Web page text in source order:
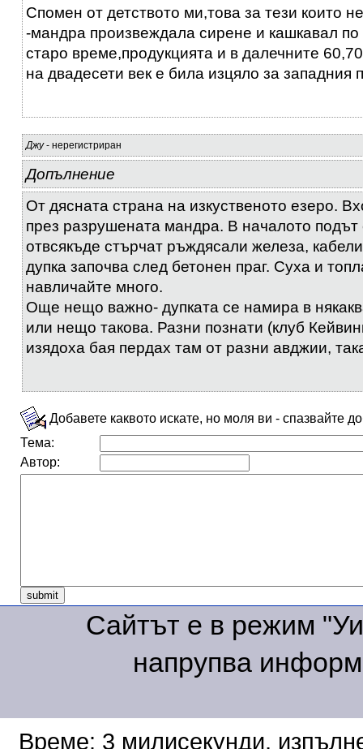
Спомен от детството ми,това за тези които
-мандра произвеждала сирене и кашкавал по
старо време,продукцията и в далечните
на двадесети век е била изцяло за западния
Джу- нерегистриран
Допълнение
От дясната страна на изкуственото езеро.
през разрушената мандра. В началото подът
отвсякъде стърчат ръждясали железа,
дупка започва след бетонен праг. Суха и
навличайте много.
Още нещо важно- дупката се намира в
или нещо такова. Разни познати (клуб
изядоха бая пердах там от разни авджии,
Добавете каквото искате, но моля ви - спазвайте
Тема:
Автор:
Сайтът е в режим
напрупва
Време: 3 милисекунди,